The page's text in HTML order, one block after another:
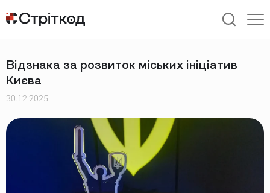
Відзнака за розвиток міських ініціатив
Києва
30.12.2025